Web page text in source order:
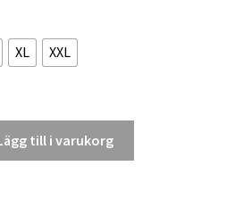
XL XXL
till i varukorg